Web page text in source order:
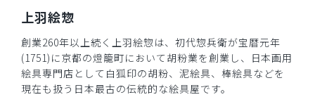
上羽絵惣
創業260年以上続く上羽絵惣は、初代惣兵衛が宝暦元年
(1751)に京都の燈籠町において胡粉業を創業し、日本画用
絵具専門店として白狐印の胡粉、泥絵具、棒絵具などを
現在も扱う日本最古の伝統的な絵具屋です。